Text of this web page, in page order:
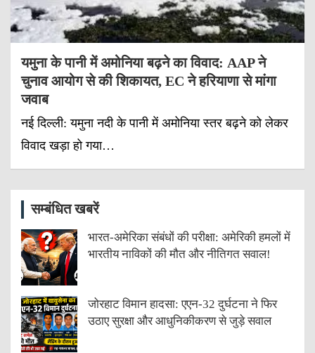
यमुना के पानी में अमोनिया बढ़ने का विवाद: AAP ने
चुनाव आयोग से की शिकायत, EC ने हरियाणा से मांगा
जवाब
नई दिल्ली: यमुना नदी के पानी में अमोनिया स्तर बढ़ने को लेकर
विवाद खड़ा हो गया…
सम्बंधित खबरें
भारत-अमेरिका संबंधों की परीक्षा: अमेरिकी हमलों में
भारतीय नाविकों की मौत और नीतिगत सवाल!
जोरहाट विमान हादसा: एएन-32 दुर्घटना ने फिर
उठाए सुरक्षा और आधुनिकीकरण से जुड़े सवाल